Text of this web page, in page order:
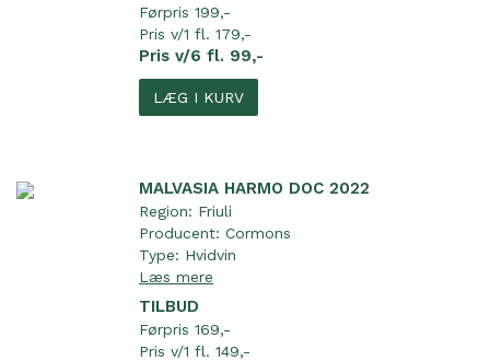
Førpris 199,-
Pris v/1 fl. 179,-
Pris v/6 fl. 99,-
LÆG I KURV
MALVASIA HARMO DOC 2022
Region: Friuli
Producent: Cormons
Type: Hvidvin
Læs mere
TILBUD
Førpris 169,-
Pris v/1 fl. 149,-